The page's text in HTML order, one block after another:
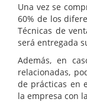
Una vez se
60% de los
Técnicas de
será entregada
Además, en
relacionadas,
de prácticas en
la empresa con